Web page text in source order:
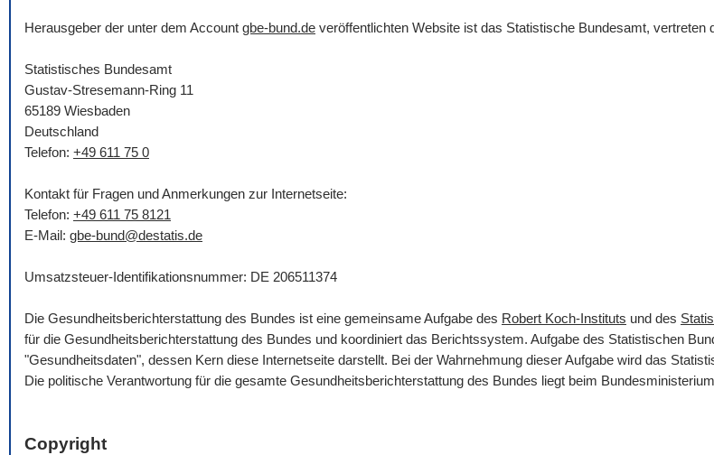
Herausgeber der unter dem Account gbe-bund.de veröffentlichten Website ist das Statistische Bundesamt, vertreten
Statistisches Bundesamt
Gustav-Stresemann-Ring 11
65189 Wiesbaden
Deutschland
Telefon: +49 611 75 0
Kontakt für Fragen und Anmerkungen zur Internetseite:
Telefon: +49 611 75 8121
E-Mail: gbe-bund@destatis.de
Umsatzsteuer-Identifikationsnummer: DE 206511374
Die Gesundheitsberichterstattung des Bundes ist eine gemeinsame Aufgabe des Robert Koch-Instituts und des
für die Gesundheitsberichterstattung des Bundes und koordiniert das Berichtssystem. Aufgabe des Statistischen
"Gesundheitsdaten", dessen Kern diese Internetseite darstellt. Bei der Wahrnehmung dieser Aufgabe wird das
Die politische Verantwortung für die gesamte Gesundheitsberichterstattung des Bundes liegt beim
Copyright